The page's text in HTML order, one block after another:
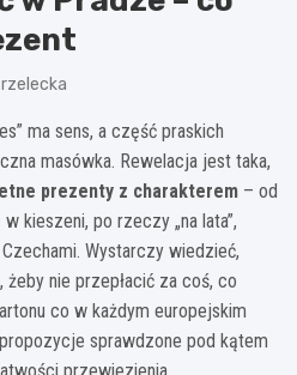
ma sens, a część praskich
masówka. Rewelacja jest taka,
prezenty z charakterem – od
kieszeni, po rzeczy „na lata”,
Wystarczy wiedzieć,
nie przepłacić za coś, co
co w każdym europejskim
sprawdzone pod kątem
przewiezienia.